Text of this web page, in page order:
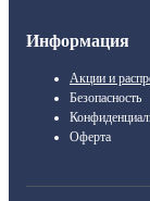
Информация
Акции и
Безопасность
Оферта